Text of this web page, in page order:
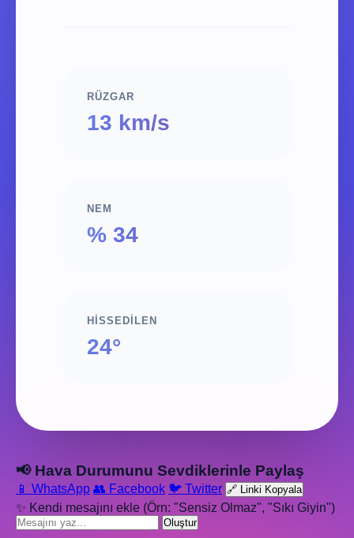
RÜZGAR
13 km/s
NEM
% 34
HISSEDILEN
24°
📢 Hava Durumunu Sevdiklerinle Paylaş
📱 WhatsApp 👥 Facebook 🐦 Twitter 🔗 Linki Kopyala
✨ Kendi mesajını ekle (Örn: "Sensiz Olmaz", "Sıkı Giyin")
Oluştur